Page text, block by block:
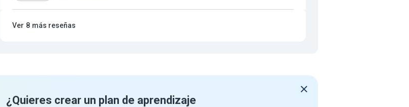
Ver 8 más reseñas
¿Quieres crear un plan de aprendizaje